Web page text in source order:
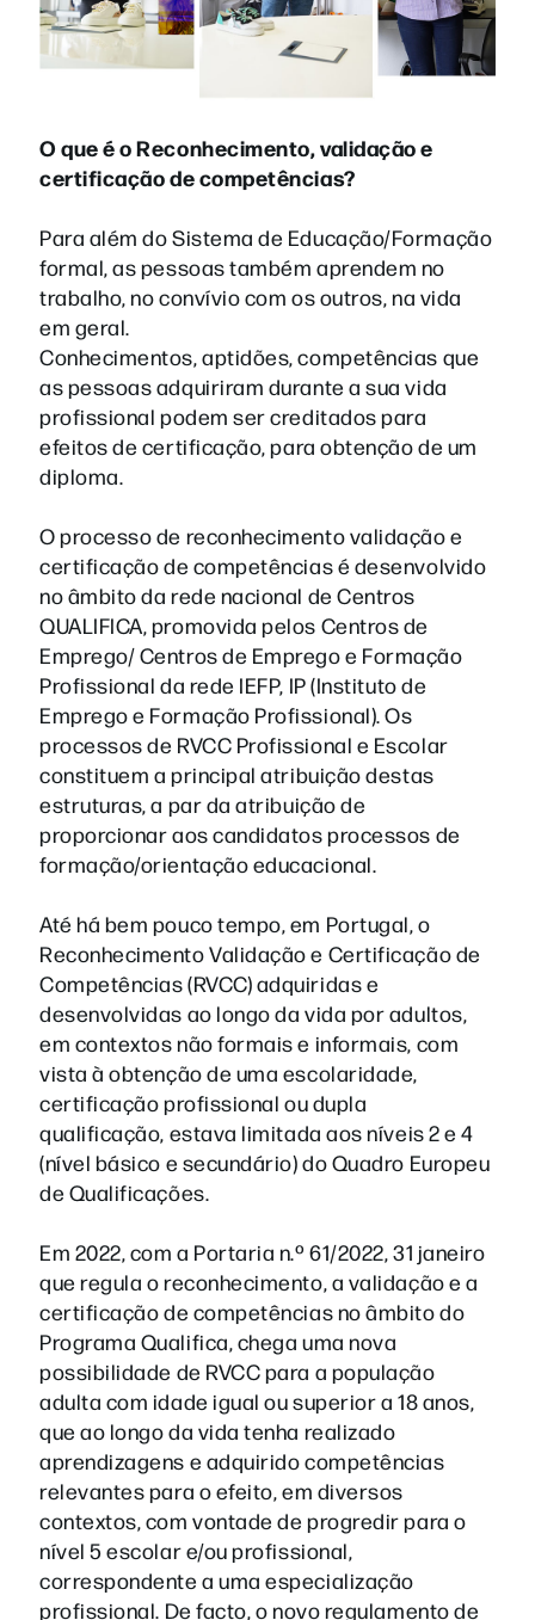
O que é o Reconhecimento, validação e
certificação de competências?
Para além do Sistema de Educação/Formação
formal, as pessoas também aprendem no
trabalho, no convívio com os outros, na vida
em geral.
Conhecimentos, aptidões, competências que
as pessoas adquiriram durante a sua vida
profissional podem ser creditados para
efeitos de certificação, para obtenção de um
diploma.
O processo de reconhecimento validação e
certificação de competências é desenvolvido
no âmbito da rede nacional de Centros
QUALIFICA, promovida pelos Centros de
Emprego/ Centros de Emprego e Formação
Profissional da rede IEFP, IP (Instituto de
Emprego e Formação Profissional). Os
processos de RVCC Profissional e Escolar
constituem a principal atribuição destas
estruturas, a par da atribuição de
proporcionar aos candidatos processos de
formação/orientação educacional.
Até há bem pouco tempo, em Portugal, o
Reconhecimento Validação e Certificação de
Competências (RVCC) adquiridas e
desenvolvidas ao longo da vida por adultos,
em contextos não formais e informais, com
vista à obtenção de uma escolaridade,
certificação profissional ou dupla
qualificação, estava limitada aos níveis 2 e 4
(nível básico e secundário) do Quadro Europeu
de Qualificações.
Em 2022, com a Portaria n.º 61/2022, 31 janeiro
que regula o reconhecimento, a validação e a
certificação de competências no âmbito do
Programa Qualifica, chega uma nova
possibilidade de RVCC para a população
adulta com idade igual ou superior a 18 anos,
que ao longo da vida tenha realizado
aprendizagens e adquirido competências
relevantes para o efeito, em diversos
contextos, com vontade de progredir para o
nível 5 escolar e/ou profissional,
correspondente a uma especialização
profissional. De facto, o novo regulamento de